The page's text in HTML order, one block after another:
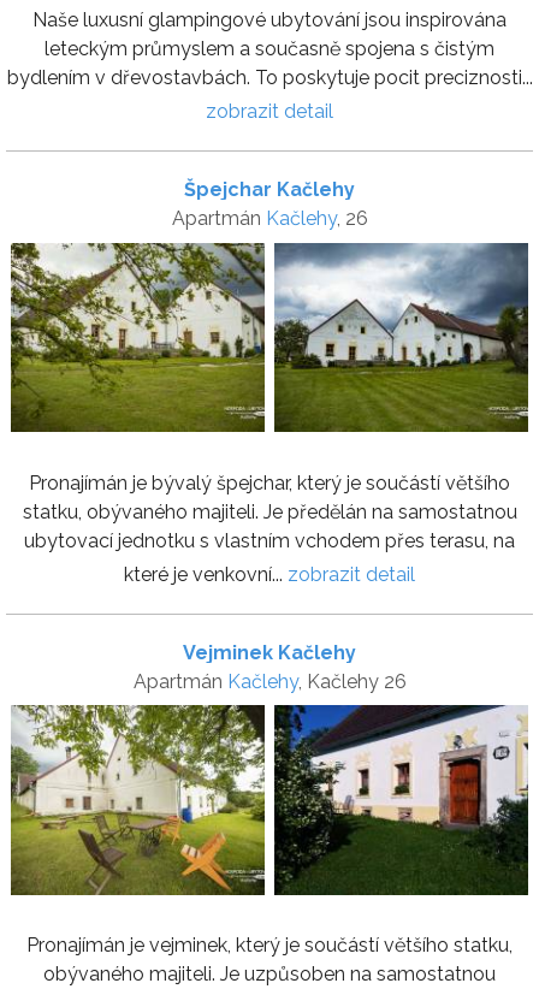
Naše luxusní glampingové ubytování jsou inspirována
leteckým průmyslem a současně spojena s čistým
bydlením v dřevostavbách. To poskytuje pocit preciznosti...
zobrazit detail
Špejchar Kačlehy
Apartmán Kačlehy, 26
Pronajímán je bývalý špejchar, který je součástí většího
statku, obývaného majiteli. Je předělán na samostatnou
ubytovací jednotku s vlastním vchodem přes terasu, na
které je venkovní... zobrazit detail
Vejminek Kačlehy
Apartmán Kačlehy, Kačlehy 26
Pronajímán je vejminek, který je součástí většího statku,
obývaného majiteli. Je uzpůsoben na samostatnou